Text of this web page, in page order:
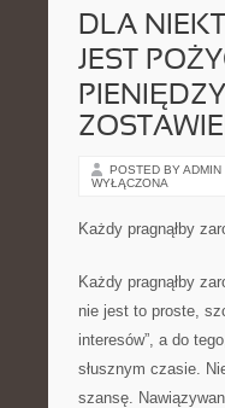
DLA
JEST
POSTED BY ADMIN
WYŁĄCZONA
Każdy pragnąłby
Każdy pragnąłby
nie jest to proste,
interesów”, a do
słusznym czasie.
szansę.